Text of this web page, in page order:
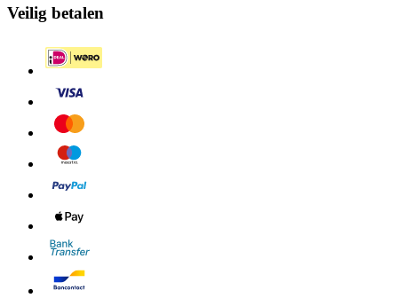
Veilig betalen